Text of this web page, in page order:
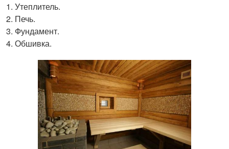
Утеплитель.
Печь.
Фундамент.
Обшивка.